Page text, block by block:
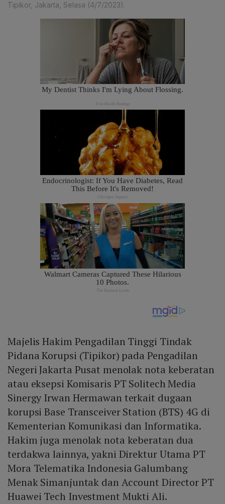
Tipikor, Jakarta, Selasa (4/7/2023).
Majelis Hakim Pengadilan Tinggi Tindak
Pidana Korupsi (Tipikor) pada Pengadilan
Negeri Jakarta Pusat menolak nota keberatan
atau eksepsi Komisaris PT Solitech Media
Sinergy Irwan Hermawan terkait dugaan
korupsi Base Transceiver Station (BTS) 4G di
Kementerian Komunikasi dan Informatika.
Hakim juga menolak nota keberatan dua
terdakwa lainnya, yakni Direktur Utama PT
Mora Telematika Indonesia Galumbang
Menak Simanjuntak dan Account Director PT
Huawei Tech Investment Mukti Ali.